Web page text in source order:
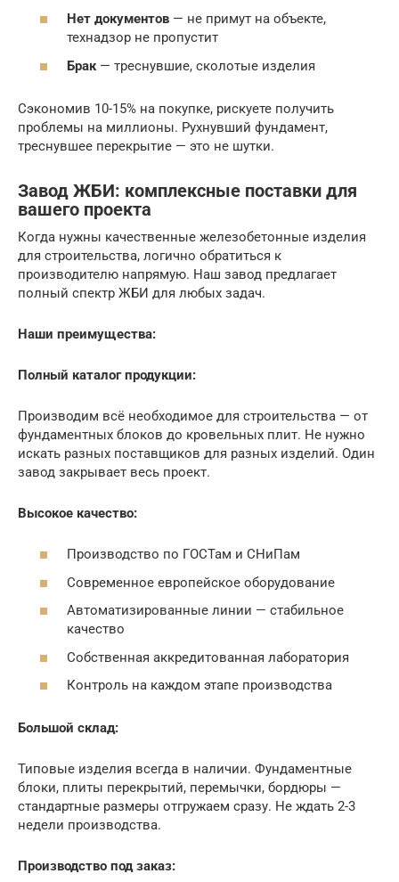
Нет документов — не примут на объекте,
технадзор не пропустит
Брак— треснувшие, сколотые изделия
Сэкономив 10-15% на покупке, рискуете получить
проблемы на миллионы. Рухнувший фундамент,
треснувшее перекрытие — это не шутки.
Завод ЖБИ: комплексные поставки для
вашего проекта
Когда нужны качественные железобетонные изделия
для строительства, логично обратиться к
производителю напрямую. Наш завод предлагает
полный спектр ЖБИ для любых задач.
Наши преимущества:
Полный каталог продукции:
Производим всё необходимое для строительства — от
фундаментных блоков до кровельных плит. Не нужно
искать разных поставщиков для разных изделий. Один
завод закрывает весь проект.
Высокое качество:
Производство по ГОСТам и СНиПам
Современное европейское оборудование
Автоматизированные линии — стабильное
качество
Собственная аккредитованная лаборатория
Контроль на каждом этапе производства
Большой склад:
Типовые изделия всегда в наличии. Фундаментные
блоки, плиты перекрытий, перемычки, бордюры —
стандартные размеры отгружаем сразу. Не ждать 2-3
недели производства.
Производство под заказ: